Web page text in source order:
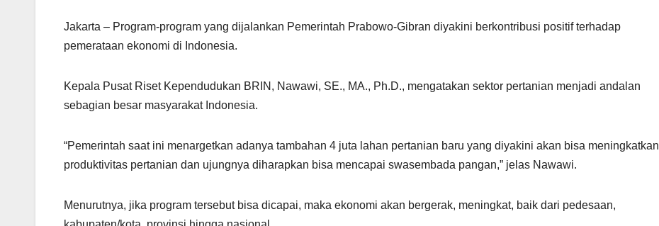
Jakarta – Program-program yang dijalankan Pemerintah Prabowo-Gibran diyakini berkontribusi positif terhadap
pemerataan ekonomi di Indonesia.
Kepala Pusat Riset Kependudukan BRIN, Nawawi, SE., MA., Ph.D., mengatakan sektor pertanian menjadi andalan
sebagian besar masyarakat Indonesia.
“Pemerintah saat ini menargetkan adanya tambahan 4 juta lahan pertanian baru yang diyakini akan bisa meningkatkan
produktivitas pertanian dan ujungnya diharapkan bisa mencapai swasembada pangan,” jelas Nawawi.
Menurutnya, jika program tersebut bisa dicapai, maka ekonomi akan bergerak, meningkat, baik dari pedesaan,